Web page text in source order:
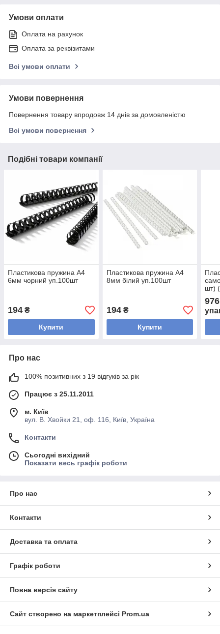
Умови оплати
Оплата на рахунок
Оплата за реквізитами
Всі умови оплати
Умови повернення
Повернення товару впродовж 14 днів за домовленістю
Всі умови повернення
Подібні товари компанії
Пластикова пружина А4
6мм чорний уп.100шт
194 ₴
Купити
Пластикова пружина А4
8мм білий уп.100шт
194₴
Купити
шт)
Про нас
100% позитивних з 19 відгуків за рік
Працює з 25.11.2011
м. Київ
вул. В. Хвойки 21, оф. 116, Київ, Україна
Контакти
Сьогодні вихідний
Показати весь графік роботи
Про нас
Контакти
Доставка та оплата
Графік роботи
Повна версія сайту
Сайт створено на маркетплейсі Prom.ua